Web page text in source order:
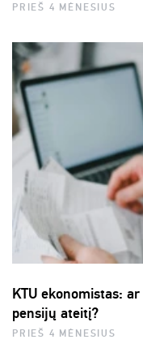
PRIEŠ 4 MĖNESIUS
KTU ekonomistas:
pensijų ateitį?
PRIEŠ 4 MĖNESIUS